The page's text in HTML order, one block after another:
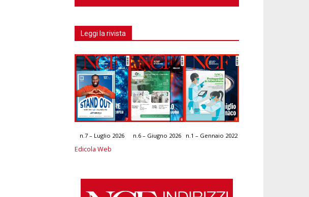
Leggi la rivista
n.7 – Luglio 2026 n.6 – Giugno 2026 n.1 – Gennaio 2022
Edicola Web